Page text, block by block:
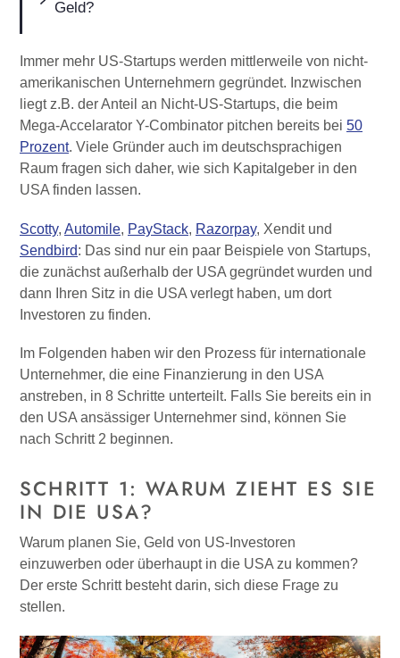
Geld?
Immer mehr US-Startups werden mittlerweile von nicht-
amerikanischen Unternehmern gegründet. Inzwischen
liegt z.B. der Anteil an Nicht-US-Startups, die beim
Mega-Accelarator Y-Combinator pitchen bereits bei 50
Prozent. Viele Gründer auch im deutschsprachigen
Raum fragen sich daher, wie sich Kapitalgeber in den
USA finden lassen.
Scotty, Automile, PayStack, Razorpay, Xendit und
Sendbird: Das sind nur ein paar Beispiele von Startups,
die zunächst außerhalb der USA gegründet wurden und
dann Ihren Sitz in die USA verlegt haben, um dort
Investoren zu finden.
Im Folgenden haben wir den Prozess für internationale
Unternehmer, die eine Finanzierung in den USA
anstreben, in 8 Schritte unterteilt. Falls Sie bereits ein in
den USA ansässiger Unternehmer sind, können Sie
nach Schritt 2 beginnen.
SCHRITT 1: WARUM ZIEHT ES SIE
IN DIE USA?
Warum planen Sie, Geld von US-Investoren
einzuwerben oder überhaupt in die USA zu kommen?
Der erste Schritt besteht darin, sich diese Frage zu
stellen.